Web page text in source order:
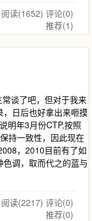
阅读(1652) 评论(0)
推荐(1)
谈了吧，但对于我来
日后也好拿出来咂摸
明年3月份CTP,按照
持一致性，因此现在
，2010目前有了如
调，取而代之的蓝与
阅读(2217) 评论(0)
推荐(0)